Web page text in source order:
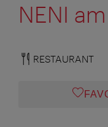
NENI
RESTAURANT